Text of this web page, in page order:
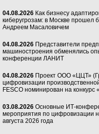
04.08.2026 Как бизнесу
киберугрозам: в Москве прошел
Андреем Масаловичем
04.08.2026 Представители
машиностроения обменялись
конференции ЛАНИТ
04.08.2026 Проект ООО «ЦЦТ»
цифровизации
FESCO номинирован на конкурс
03.08.2026 Основные ИТ-
мероприятия по цифровизации
августа 2026 года